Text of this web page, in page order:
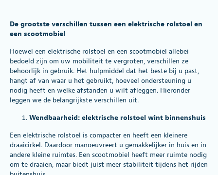
De grootste verschillen tussen een elektrische rolstoel en
een scootmobiel
Hoewel een elektrische rolstoel en een scootmobiel allebei
bedoeld zijn om uw mobiliteit te vergroten, verschillen ze
behoorlijk in gebruik. Het hulpmiddel dat het beste bij u past,
hangt af van waar u het gebruikt, hoeveel ondersteuning u
nodig heeft en welke afstanden u wilt afleggen. Hieronder
leggen we de belangrijkste verschillen uit.
Wendbaarheid: elektrische rolstoel wint binnenshuis
Een elektrische rolstoel is compacter en heeft een kleinere
draaicirkel. Daardoor manoeuvreert u gemakkelijker in huis en in
andere kleine ruimtes. Een scootmobiel heeft meer ruimte nodig
om te draaien, maar biedt juist meer stabiliteit tijdens het rijden